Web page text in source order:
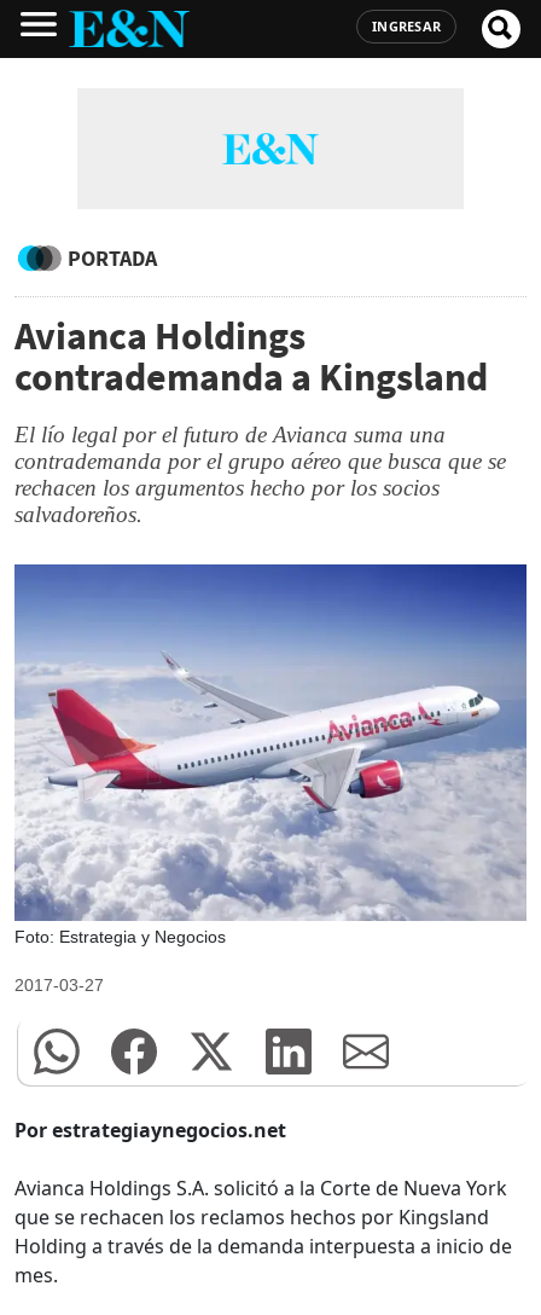
INGRESAR
PORTADA
Avianca Holdings
contrademanda a Kingsland
El lío legal por el futuro de Avianca suma una
contrademanda por el grupo aéreo que busca que se
rechacen los argumentos hecho por los socios
salvadoreños.
Foto: Estrategia y Negocios
2017-03-27
Por estrategiaynegocios.net
Avianca Holdings S.A. solicitó a la Corte de Nueva York
que se rechacen los reclamos hechos por Kingsland
Holding a través de la demanda interpuesta a inicio de
mes.